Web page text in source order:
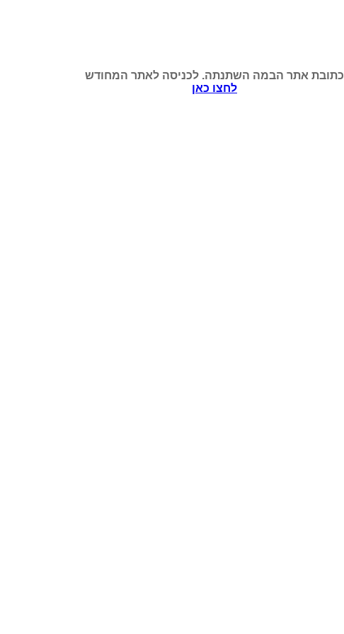
כתובת אתר הבמה השתנתה. לכניסה לאתר המחודש
לחצו כאן